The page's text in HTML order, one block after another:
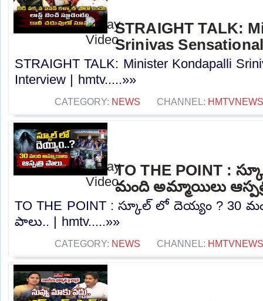
STRAIGHT TALK:
Srinivas
STRAIGHT TALK: Minister Kondapalli
Interview | hmtv.....»»
CATEGORY: NEWS CHANNEL: HMTVNEWS
TO THE POINT :
మంది అమ్మాయిలు
TO THE POINT : స్కూల్ లో దెయ్యం ? 30
పాలు.. | hmtv.....»»
CATEGORY: NEWS CHANNEL: HMTVNEWS